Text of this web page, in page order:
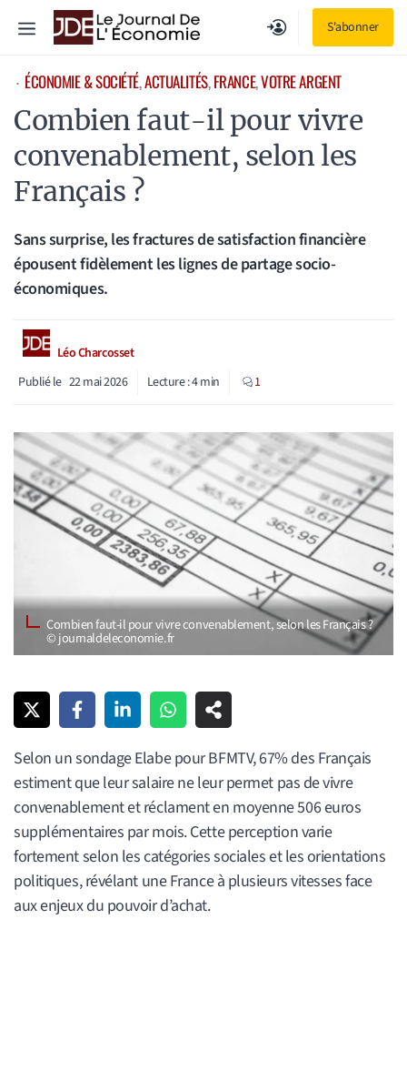
S'abonner
Menu
⋅ ÉCONOMIE & SOCIÉTÉ, ACTUALITÉS, FRANCE, VOTRE ARGENT
Combien faut-il pour vivre
convenablement, selon les
Français ?
Sans surprise, les fractures de satisfaction financière
épousent fidèlement les lignes de partage socio-
économiques.
Léo Charcosset
Publié le 22 mai 2026 Lecture :4min 1
Combien faut-il pour vivre convenablement, selon les Français ?
© journaldeleconomie.fr
Selon un sondage Elabe pour BFMTV, 67% des Français
estiment que leur salaire ne leur permet pas de vivre
convenablement et réclament en moyenne 506 euros
supplémentaires par mois. Cette perception varie
fortement selon les catégories sociales et les orientations
politiques, révélant une France à plusieurs vitesses face
aux enjeux du pouvoir d’achat.